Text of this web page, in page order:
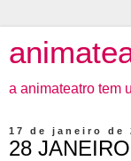
a animateatro tem
17 de janeiro de
28